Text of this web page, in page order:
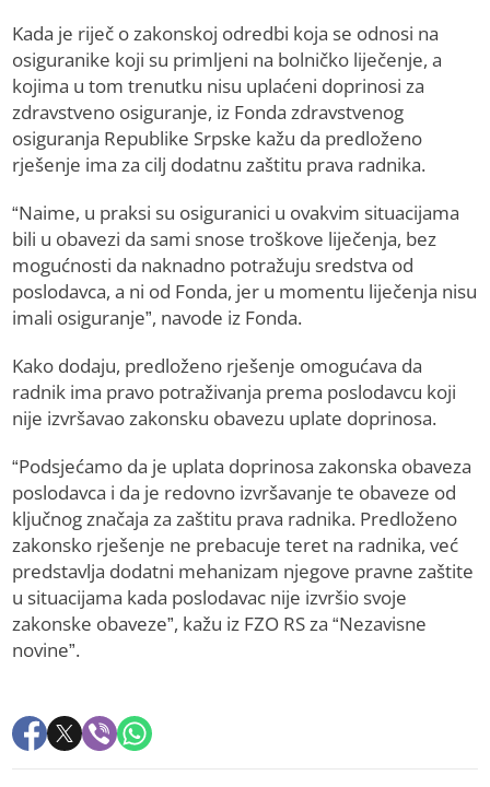
Kada je riječ o zakonskoj odredbi koja se odnosi na
osiguranike koji su primljeni na bolničko liječenje, a
kojima u tom trenutku nisu uplaćeni doprinosi za
zdravstveno osiguranje, iz Fonda zdravstvenog
osiguranja Republike Srpske kažu da predloženo
rješenje ima za cilj dodatnu zaštitu prava radnika.
“Naime, u praksi su osiguranici u ovakvim situacijama
bili u obavezi da sami snose troškove liječenja, bez
mogućnosti da naknadno potražuju sredstva od
poslodavca, a ni od Fonda, jer u momentu liječenja nisu
imali osiguranje”, navode iz Fonda.
Kako dodaju, predloženo rješenje omogućava da
radnik ima pravo potraživanja prema poslodavcu koji
nije izvršavao zakonsku obavezu uplate doprinosa.
“Podsjećamo da je uplata doprinosa zakonska obaveza
poslodavca i da je redovno izvršavanje te obaveze od
ključnog značaja za zaštitu prava radnika. Predloženo
zakonsko rješenje ne prebacuje teret na radnika, već
predstavlja dodatni mehanizam njegove pravne zaštite
u situacijama kada poslodavac nije izvršio svoje
zakonske obaveze”, kažu iz FZO RS za “Nezavisne
novine”.